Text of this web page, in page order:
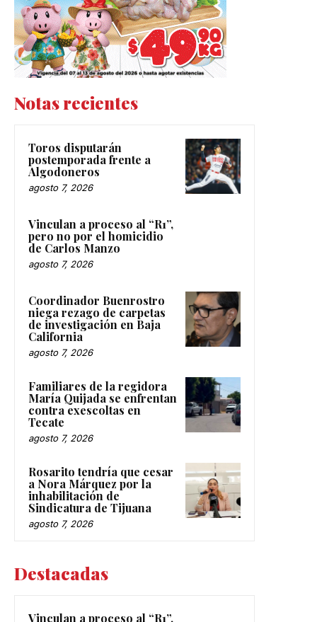
Notas recientes
Toros disputarán
postemporada frente a
Algodoneros
agosto 7, 2026
Vinculan a proceso al “R1”,
pero no por el homicidio
de Carlos Manzo
agosto 7, 2026
Coordinador Buenrostro
niega rezago de carpetas
de investigación en Baja
California
agosto 7, 2026
Familiares de la regidora
María Quijada se enfrentan
contra exescoltas en
Tecate
agosto 7, 2026
Rosarito tendría que cesar
a Nora Márquez por la
inhabilitación de
Sindicatura de Tijuana
agosto 7, 2026
Destacadas
Vinculan a proceso al “R1”,